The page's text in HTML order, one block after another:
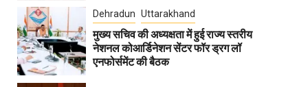
Dehradun Uttarakhand
मुख्य सचिव की अध्यक्षता में हुई राज्य स्तरीय
नेशनल कोआर्डिनेशन सेंटर फॉर ड्रग लॉ
एनफोर्समेंट की बैठक